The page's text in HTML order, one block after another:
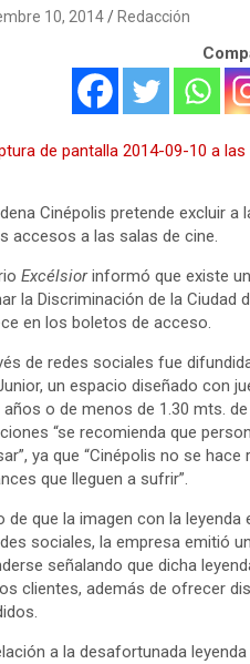
10, 2014 Redacción
Cinépolis pretende excluir
accesos a las salas de cine.
Excélsiorinformó que existe
la Discriminación de la Ciudad
en los boletos de acceso.
de redes sociales fue
un espacio diseñado con
años o de menos de 1.30 mts.
“se recomienda que
ya que “Cinépolis no se
que lleguen a sufrir”.
de que la imagen con la
sociales, la empresa emitió
señalando que dicha
clientes, además de ofrecer
a la desafortunada